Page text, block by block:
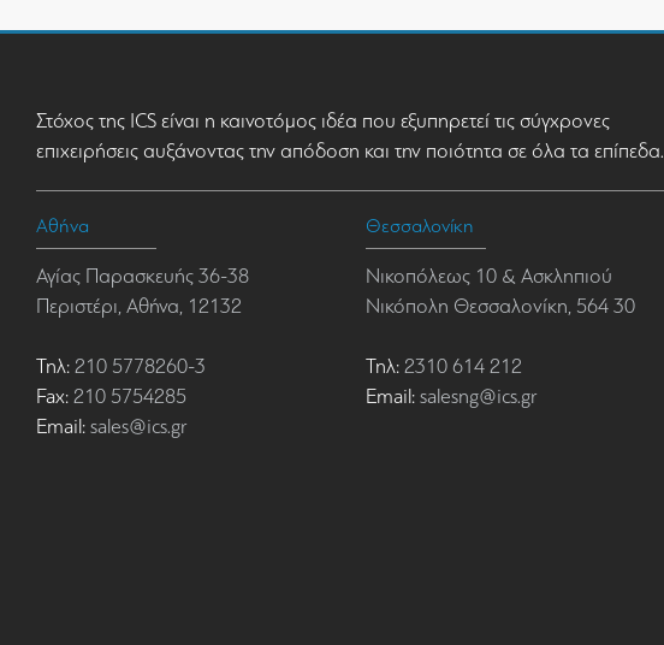
Στόχος της ICS είναι η καινοτόμος ιδέα που εξυπηρετεί τις σύγχρονες
επιχειρήσεις αυξάνοντας την απόδοση και την ποιότητα σε όλα τα επίπεδα.
Αθήνα
Αγίας Παρασκευής 36-38
Περιστέρι, Αθήνα, 12132
Τηλ: 210 5778260-3
Fax: 210 5754285
Email: sales@ics.gr
Θεσσαλονίκη
Νικοπόλεως 10 & Ασκληπιού
Νικόπολη Θεσσαλονίκη, 564 30
Τηλ: 2310 614 212
Email: salesng@ics.gr